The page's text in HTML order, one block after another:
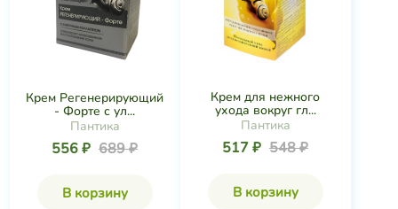
Крем Регенерирующий
- Форте с ул...
Пантика
556 ₽ 689 ₽
В корзину
Крем для нежного
ухода вокруг гл...
Пантика
517 ₽ 548 ₽
В корзину